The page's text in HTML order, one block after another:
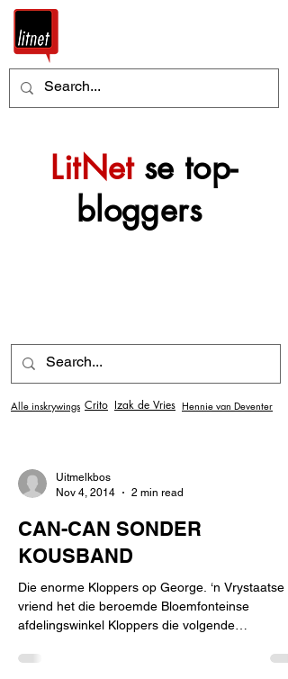
LitNetse top-
bloggers
Alle inskrywings Crito Izak de Vries Hennie van Deventer
Uitmelkbos
Nov 4, 2014
2 min read
CAN-CAN SONDER
KOUSBAND
Die enorme Kloppers op George. ‘n Vrystaatse
vriend het die beroemde Bloemfonteinse
afdelingswinkel Kloppers die volgende